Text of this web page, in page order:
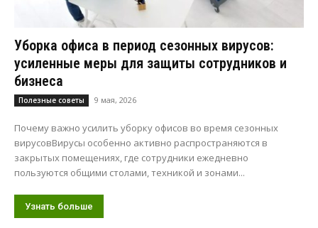
Уборка офиса в период сезонных вирусов:
усиленные меры для защиты сотрудников и
бизнеса
Полезные советы 9 мая, 2026
Почему важно усилить уборку офисов во время сезонных
вирусовВирусы особенно активно распространяются в
закрытых помещениях, где сотрудники ежедневно
пользуются общими столами, техникой и зонами...
Узнать больше